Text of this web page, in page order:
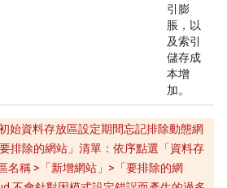
引膨
脹，以
及索引
儲存成
本增
加。
始資料存放區設定期間忘記排除動態網
排除的網站」 清單：依序點選「資料存
名稱 >「新增網站」 >「要排除的網